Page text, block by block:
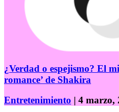
¿Verdad o espejismo? El
romance’ de Shakira
Entretenimiento | 4 marzo,